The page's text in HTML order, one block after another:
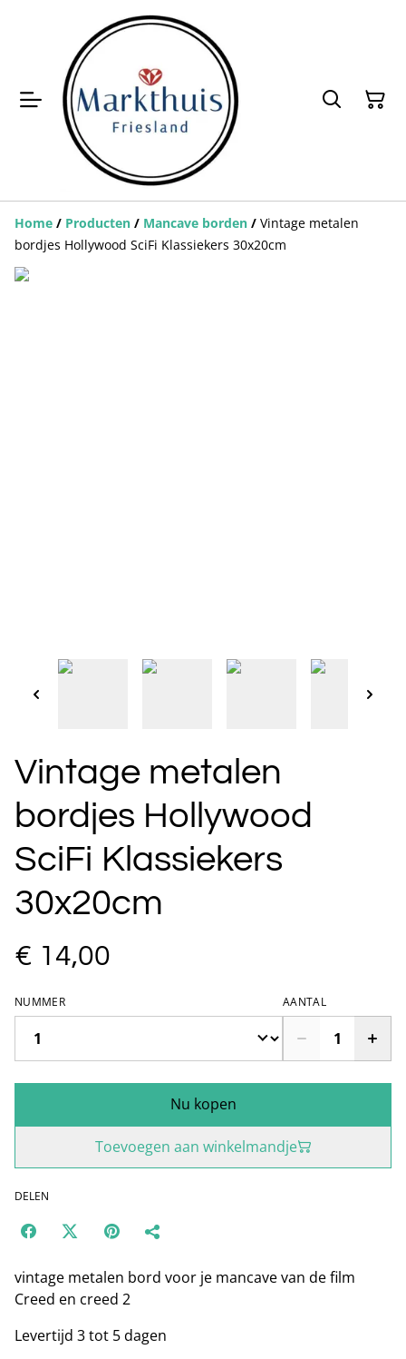
Home / Producten / Mancave borden / Vintage metalen
bordjes Hollywood SciFi Klassiekers 30x20cm
Vintage metalen
bordjes Hollywood
SciFi Klassiekers
30x20cm
€ 14,00
NUMMER AANTAL
Nu kopen
Toevoegen aan winkelmandje
DELEN
vintage metalen bord voor je mancave van de film
Creed en creed 2
Levertijd 3 tot 5 dagen